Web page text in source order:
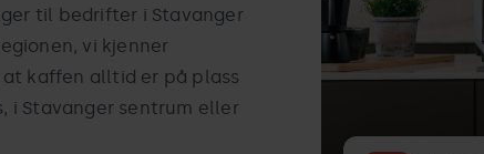
til bedrifter i Stavanger
vi kjenner
kaffen alltid er på plass
i Stavanger sentrum eller